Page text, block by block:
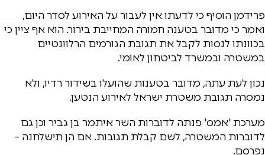
פרידמן הוסיף כי לדעתו אין לעבור על האירוע לסדר היום,
ואמר כי מדובר בטענה חמורה המחייבת בירור. הוא אף ציין כי
בכוונתו לנסות לקבל את תגובת הגורמים הרלוונטיים
במשטרה ובמשרד לביטחון לאומי.
נכון לעת עתה, מדובר בטענות שהועלו בשידור רדיו, ולא
נמסרה תגובת משטרת ישראל לאירוע הנטען.
מערכת 'אמס' פנתה לדוברות השר איתמר בן גביר וכן גם
לדוברות המשטרה, לשם קבלת תגובות. אם הן תישלחנה –
נפרסם.